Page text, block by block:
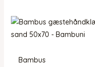
Bambus